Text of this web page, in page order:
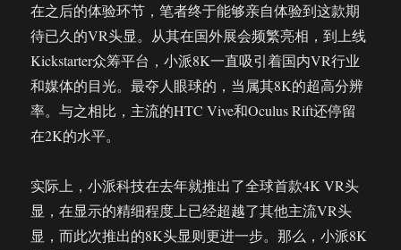
在之后的体验环节，笔者终于能够亲自体验到这款期
待已久的VR头显。从其在国外展会频繁亮相，到上线
Kickstarter众筹平台，小派8K一直吸引着国内VR行业
和媒体的目光。最夺人眼球的，当属其8K的超高分辨
率。与之相比，主流的HTC Vive和Oculus Rift还停留
在2K的水平。
实际上，小派科技在去年就推出了全球首款4K VR头
显，在显示的精细程度上已经超越了其他主流VR头
显，而此次推出的8K头显则更进一步。那么，小派8K